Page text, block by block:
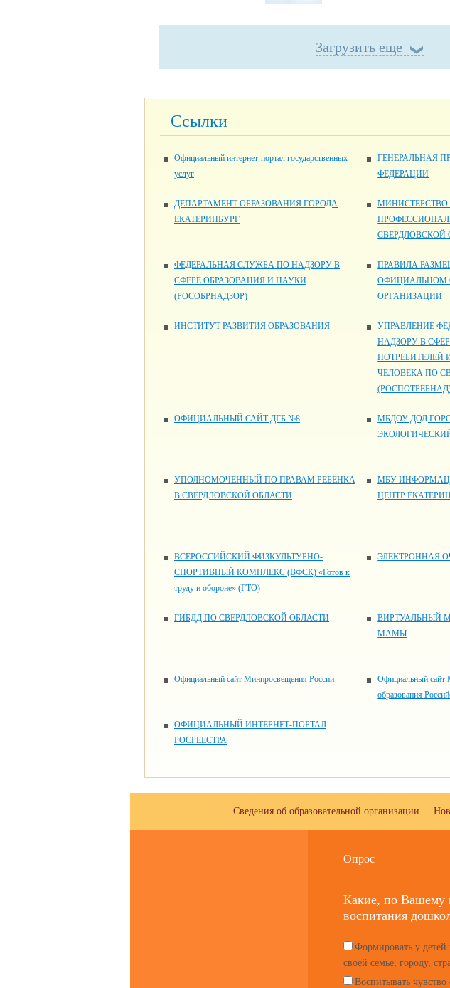
Загрузить еще
Ссылки
Официальный интернет-портал государственных
услуг
ГЕНЕРАЛЬНАЯ
ФЕДЕРАЦИИ
ДЕПАРТАМЕНТ ОБРАЗОВАНИЯ ГОРОДА
ЕКАТЕРИНБУРГ
СВЕРДЛОВСКОЙ
ФЕДЕРАЛЬНАЯ СЛУЖБА ПО НАДЗОРУ В
СФЕРЕ ОБРАЗОВАНИЯ И НАУКИ
(РОСОБРНАДЗОР)
ПРАВИЛА
ОФИЦИАЛЬНОМ
ОРГАНИЗАЦИИ
ИНСТИТУТ РАЗВИТИЯ ОБРАЗОВАНИЯ
УПРАВЛЕНИЕ
НАДЗОРУ В
ПОТРЕБИТЕЛЕЙ
ЧЕЛОВЕКА ПО
ОФИЦИАЛЬНЫЙ САЙТ ДГБ №8
МБДОУ ДОД
УПОЛНОМОЧЕННЫЙ ПО ПРАВАМ РЕБЁНКА
В СВЕРДЛОВСКОЙ ОБЛАСТИ
МБУ
ЦЕНТР
ВСЕРОССИЙСКИЙ ФИЗКУЛЬТУРНО-
СПОРТИВНЫЙ КОМПЛЕКС (ВФСК) «Готов к
труду и обороне» (ГТО)
ЭЛЕКТРОННАЯ
ГИБДД ПО СВЕРДЛОВСКОЙ ОБЛАСТИ
ВИРТУАЛЬНЫЙ
МАМЫ
Официальный сайт Минпросвещения России
Официальный сайт
образования
ОФИЦИАЛЬНЫЙ ИНТЕРНЕТ-ПОРТАЛ
РОСРЕЕСТРА
Сведения об образовательной организации
Опрос
Какие, по Вашему
воспитания
Формировать у детей
своей семье, городу,
Воспитывать чувство